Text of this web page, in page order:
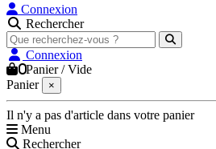
Connexion
Rechercher
Connexion
0Panier /Vide
Panier
×
Il n'y a pas d'article dans votre panier
Menu
Rechercher